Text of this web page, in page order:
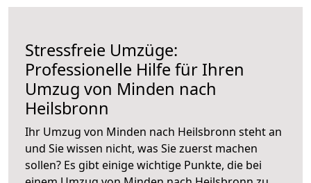
Stressfreie Umzüge:
Professionelle Hilfe für Ihren
Umzug von Minden nach
Heilsbronn
Ihr Umzug von Minden nach Heilsbronn steht an
und Sie wissen nicht, was Sie zuerst machen
sollen? Es gibt einige wichtige Punkte, die bei